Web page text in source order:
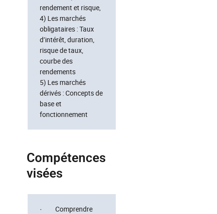
rendement et risque,
4) Les marchés
obligataires : Taux
d’intérêt, duration,
risque de taux,
courbe des
rendements
5) Les marchés
dérivés : Concepts de
base et
fonctionnement
Compétences
visées
· Comprendre